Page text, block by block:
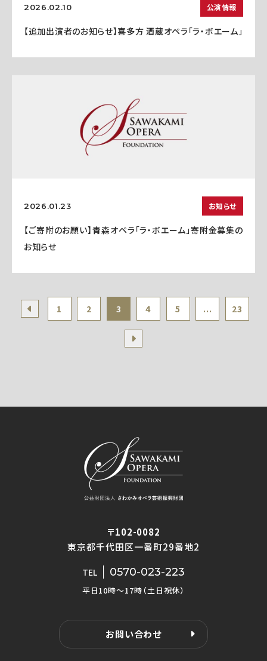
2026.02.10 公演情報
【追加出演者のお知らせ】喜多方 酒蔵オペラ「ラ・ボエーム」
2026.01.23 お知らせ
【ご寄附のお願い】青森オペラ「ラ・ボエーム」寄附金募集の
お知らせ
1 2 3 4 5 ... 23
〒102-0082
東京都千代田区一番町29番地2
TEL 0570-023-223
平日10時〜17時（土日祝休）
お問い合わせ